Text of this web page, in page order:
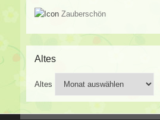
Zauberschön
Altes
Altes